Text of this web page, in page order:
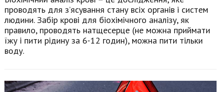
проводять для з’ясування стану всіх органів і систем
людини. Забір крові для біохімічного аналізу, як
правило, проводять натщесерце (не можна приймати
їжу і пити рідину за 6-12 годин), можна пити тільки
воду.